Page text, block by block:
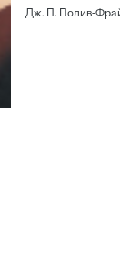
Дж. П. Полив-